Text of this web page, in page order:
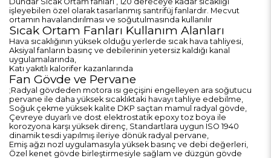
işleyebilen özel olarak tasarlanmış santrifüj fanlardır. Mecvut
ortamın havalandırılması ve soğutulmasında kullanılır
Sıcak Ortam Fanları Kullanım Alanları
Hava sıcaklığının yüksek olduğu yerlerde sıcak hava tahliyesi,
Aksiyal fanların basınç ve debilerinin yetersiz kaldığı kanal
uygulamalarında,
Katı yakıtlı kalorifer kazanlarında
Fan Gövde ve Pervane
;Radyal gövdeden motora ısı geçişini engelleyen ara soğutucu
pervane ile daha yüksek sıcaklıktaki havayı tahliye edebilme,
Soğuk çekme yüksek kalite DKP saçtan mamul radyal gövde,
Çevreye duyarlı ve dost elektrostatik epoxy toz boya ile
korozyona karşı yüksek direnç, Standartlara uygun ISO 1940
dinamik tesdi yapılmış ileriye dönük radyal pervane,
Emiş ağzı nozl uygulamasıyla yüksek basınç ve debi değerleri,
Özel kenet gövde birleştirmesiyle sağlam ve düzgün gövde